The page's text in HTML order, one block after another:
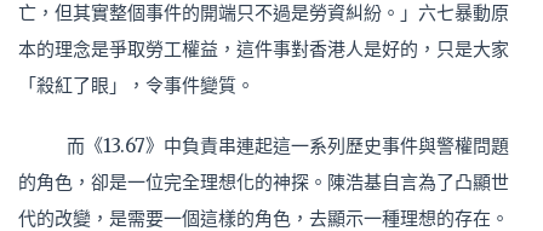
亡，但其實整個事件的開端只不過是勞資糾紛。」六七暴動原
本的理念是爭取勞工權益，這件事對香港人是好的，只是大家
「殺紅了眼」，令事件變質。
而《13.67》中負責串連起這一系列歷史事件與警權問題
的角色，卻是一位完全理想化的神探。陳浩基自言為了凸顯世
代的改變，是需要一個這樣的角色，去顯示一種理想的存在。